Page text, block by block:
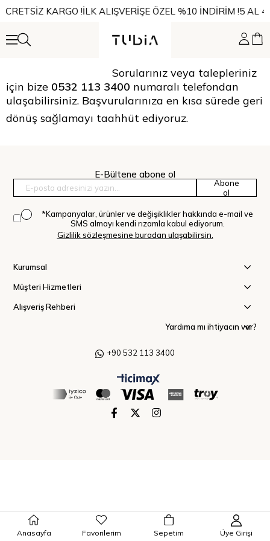
KARGO !İLK ALIŞVERİŞE ÖZEL %10 İNDİRİM !5 AL 4
Sorularınız veya talepleriniz
için bize 0532 113 3400 numaralı telefondan
ulaşabilirsiniz. Başvurularınıza en kısa sürede geri
dönüş sağlamayı taahhüt ediyoruz.
E-Bültene abone ol
Abone
ol
*Kampanyalar, ürünler ve değişiklikler hakkında e-mail ve
SMS almayı kendi rızamla kabul ediyorum.
Gizlilik sözleşmesine buradan ulaşabilirsin.
Kurumsal
Müşteri Hizmetleri
Alışveriş Rehberi
Yardıma mı ihtiyacın var?
+90 532 113 3400
Anasayfa Favorilerim Sepetim Üye Girişi